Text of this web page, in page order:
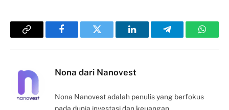
Copy
FacebookTwitter LinkedInTelegram
Nona dari Nanovest
Nona Nanovest adalah penulis yang berfokus